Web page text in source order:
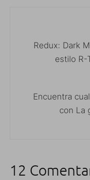
Redux: Dark
estilo R-
Encuentra
con La
12